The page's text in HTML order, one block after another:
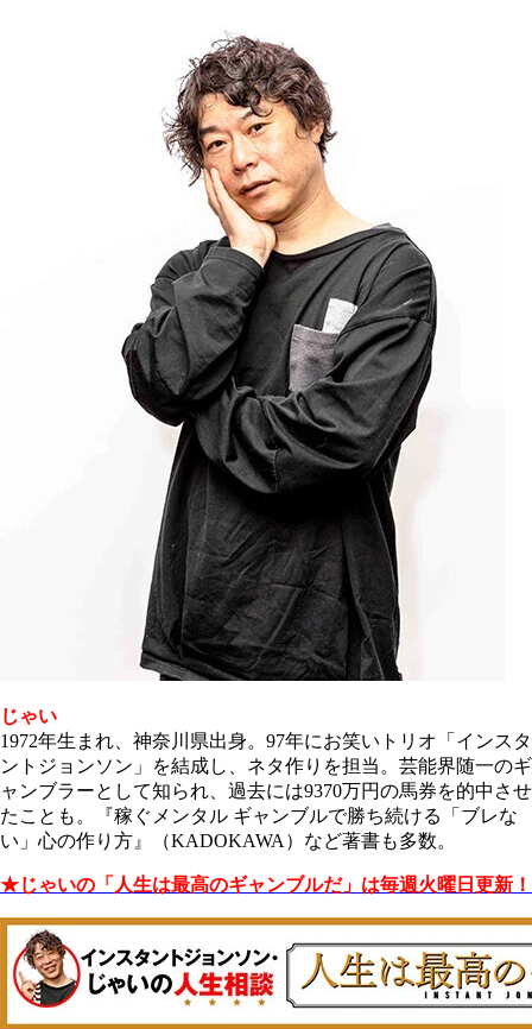
じゃい
1972年生まれ、神奈川県出身。97年にお笑いトリオ「インスタ
ントジョンソン」を結成し、ネタ作りを担当。芸能界随一のギ
ャンブラーとして知られ、過去には9370万円の馬券を的中させ
たことも。『稼ぐメンタル ギャンブルで勝ち続ける
「ブレな
い」心の作り方』（KADOKAWA）など著書も多数。
★じゃいの「人生は最高のギャンブルだ」は毎週火曜日更新！